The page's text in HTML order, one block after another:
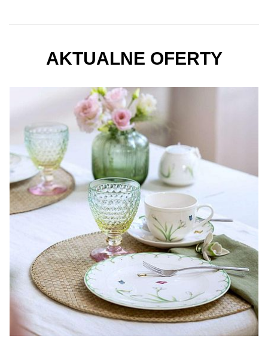
AKTUALNE OFERTY